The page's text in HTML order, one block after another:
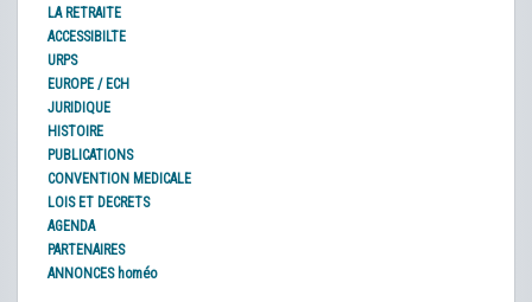
LA RETRAITE
ACCESSIBILTE
URPS
EUROPE / ECH
JURIDIQUE
HISTOIRE
PUBLICATIONS
CONVENTION MEDICALE
LOIS ET DECRETS
AGENDA
PARTENAIRES
ANNONCES homéo